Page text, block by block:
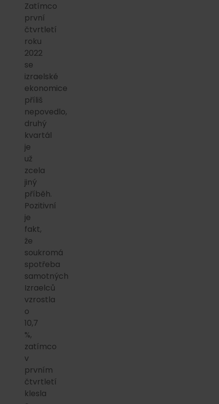
Zatímco
první
čtvrtletí
roku
2022
se
izraelské
ekonomice
příliš
nepovedlo,
druhý
kvartál
je
už
zcela
jiný
příběh.
Pozitivní
je
fakt,
že
soukromá
spotřeba
samotných
Izraelců
vzrostla
o
10,7
%,
zatímco
v
prvním
čtvrtletí
klesla